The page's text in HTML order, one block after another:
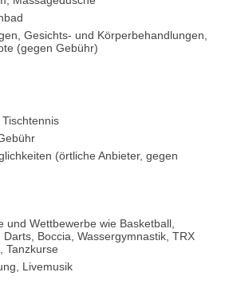
Gesichts- und Körperbehandlungen,
(gegen Gebühr)
(örtliche Anbieter, gegen
und Wettbewerbe wie Basketball,
Darts, Boccia, Wassergymnastik, TRX
Tanzkurse
Livemusik